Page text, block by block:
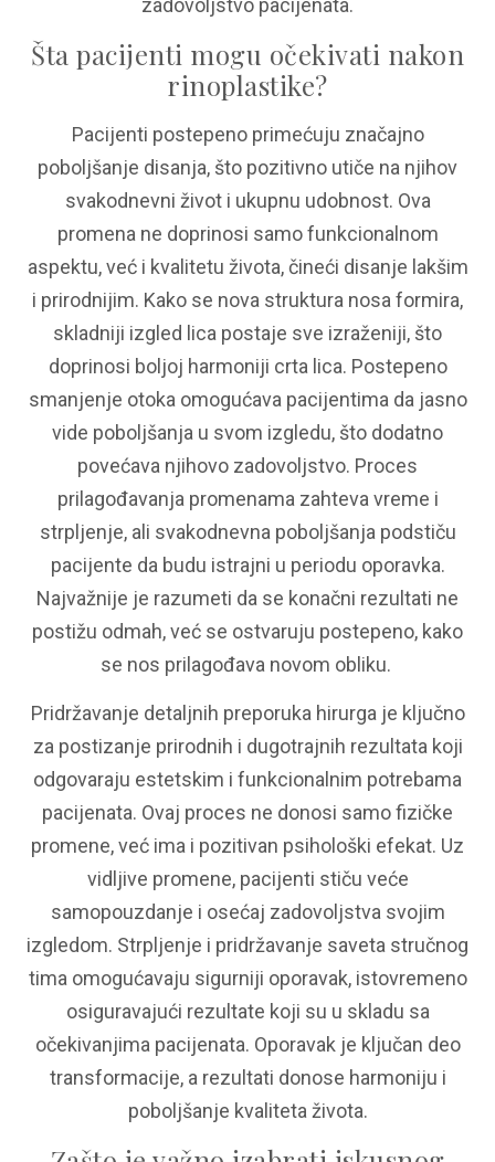
zadovoljstvo pacijenata.
Šta pacijenti mogu očekivati nakon
rinoplastike?
Pacijenti postepeno primećuju značajno
poboljšanje disanja, što pozitivno utiče na njihov
svakodnevni život i ukupnu udobnost. Ova
promena ne doprinosi samo funkcionalnom
aspektu, već i kvalitetu života, čineći disanje lakšim
i prirodnijim. Kako se nova struktura nosa formira,
skladniji izgled lica postaje sve izraženiji, što
doprinosi boljoj harmoniji crta lica. Postepeno
smanjenje otoka omogućava pacijentima da jasno
vide poboljšanja u svom izgledu, što dodatno
povećava njihovo zadovoljstvo. Proces
prilagođavanja promenama zahteva vreme i
strpljenje, ali svakodnevna poboljšanja podstiču
pacijente da budu istrajni u periodu oporavka.
Najvažnije je razumeti da se konačni rezultati ne
postižu odmah, već se ostvaruju postepeno, kako
se nos prilagođava novom obliku.
Pridržavanje detaljnih preporuka hirurga je ključno
za postizanje prirodnih i dugotrajnih rezultata koji
odgovaraju estetskim i funkcionalnim potrebama
pacijenata. Ovaj proces ne donosi samo fizičke
promene, već ima i pozitivan psihološki efekat. Uz
vidljive promene, pacijenti stiču veće
samopouzdanje i osećaj zadovoljstva svojim
izgledom. Strpljenje i pridržavanje saveta stručnog
tima omogućavaju sigurniji oporavak, istovremeno
osiguravajući rezultate koji su u skladu sa
očekivanjima pacijenata. Oporavak je ključan deo
transformacije, a rezultati donose harmoniju i
poboljšanje kvaliteta života.